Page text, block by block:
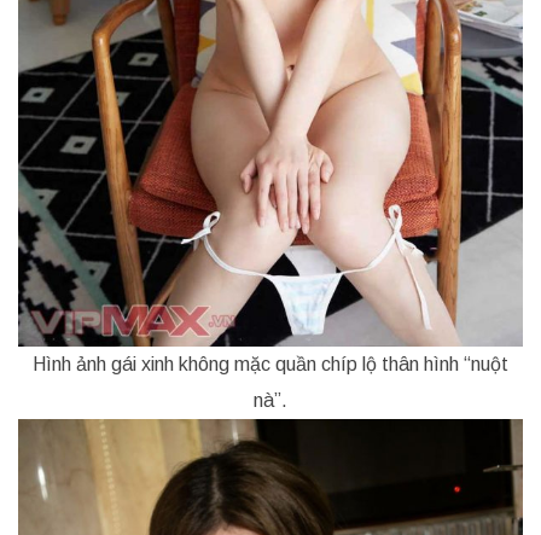
Hình ảnh gái xinh không mặc quần chíp lộ thân hình “nuột
nà”.